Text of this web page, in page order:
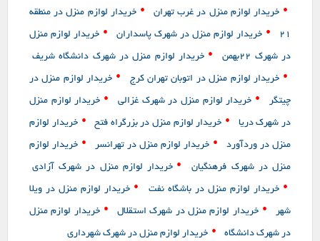
• خریدار لوازم منزل در غرب تهران • خریدار لوازم منزل در منطقه
21
• خریدار لوازم منزل در شهرک پاسداران • خریدار لوازم منزل
در شهرک ۲۲بهمن • خریدار لوازم منزل در شهرک دانشگاه شریف
• خریدار لوازم منزل در اتوبان تهران کرج • خریدار لوازم منزل در
چیتگر • خریدار لوازم منزل در شهرک غزالی • خریدار لوازم منزل
در شهرک دریا • خریدار لوازم منزل در بزرگراه فتح • خریدار لوازم
منزل در وردآورد • خریدار لوازم منزل در تهرانسر • خریدار لوازم
منزل در شهرک فرهنگیان • خریدار لوازم منزل در شهرک آزادی
• خریدار لوازم منزل در باشگاه نفت • خریدار لوازم منزل در ویلا
شهر • خریدار لوازم منزل در شهرک استقلال • خریدار لوازم منزل
در شهرک دانشگاه • خریدار لوازم منزل در شهرک شهرداری